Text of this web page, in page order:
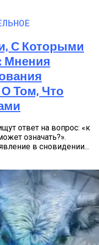
С Которыми
Мнения
Том, Что
ответ на вопрос: «к
означать?».
в сновидении...